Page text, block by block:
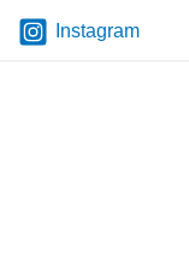
Instagram